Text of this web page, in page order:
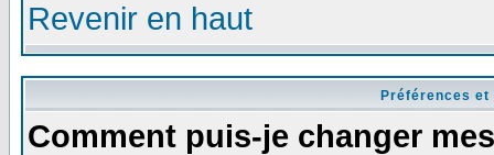
Revenir en haut
Préférences
Comment puis-je changer